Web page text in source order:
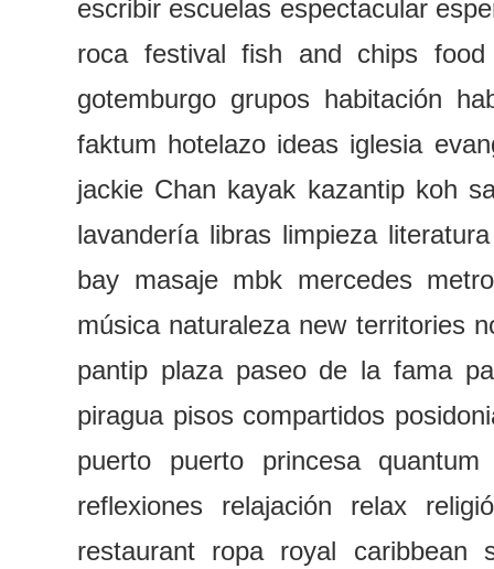
escribir escuelas espectacular
roca festival fish and chips
food
gotemburgo grupos habitación
faktum hotelazo ideas iglesia
jackie Chan kayak kazantip koh
lavandería libras limpieza literatura
bay masaje mbk mercedes metro
música naturaleza new territories
pantip plaza paseo de la fama
piragua pisos compartidos
puerto
puerto princesa
reflexiones
relajación relax
restaurant
ropa royal caribbean